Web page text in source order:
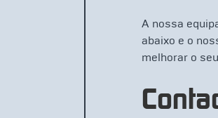
A nossa
abaixo e o
melhorar o